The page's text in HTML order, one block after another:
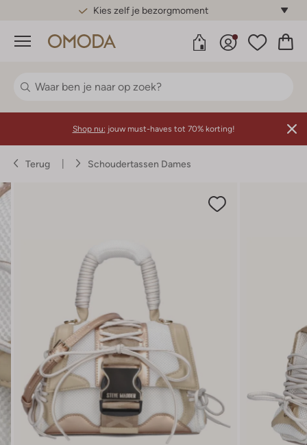
Kies zelf je bezorgmoment
Menu
Shop nu: jouw must-haves tot 70% korting!
Terug Schoudertassen Dames